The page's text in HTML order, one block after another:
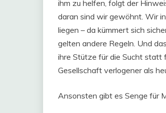
ihm zu helfen, folgt der
daran sind wir gewöhnt. Wir
liegen – da kümmert sich
gelten andere Regeln. Und
ihre Stütze für die Sucht statt
Gesellschaft verlogener als
Ansonsten gibt es Senge für